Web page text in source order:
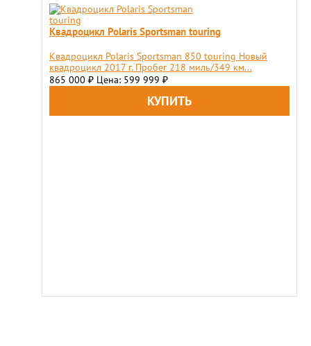
Квадроцикл Polaris Sportsman touring
Квадроцикл Polaris Sportsman 850 touring Новый
квадроцикл 2017 г. Пробег 218 миль/349 км...
865 000 ₽ Цена: 599 999 ₽